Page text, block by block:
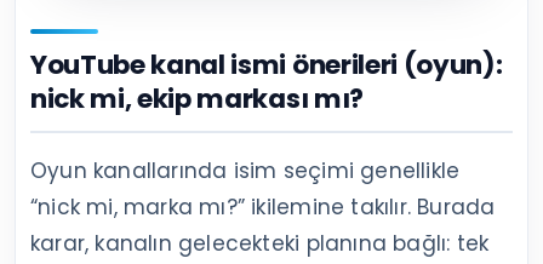
YouTube kanal ismi önerileri (oyun):
nick mi, ekip markası mı?
Oyun kanallarında isim seçimi genellikle
“nick mi, marka mı?” ikilemine takılır. Burada
karar, kanalın gelecekteki planına bağlı: tek